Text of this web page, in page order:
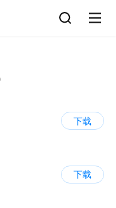
下载
下载